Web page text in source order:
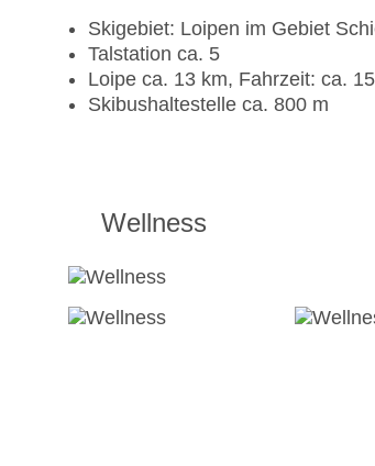
Skigebiet: Loipen im Gebiet
Talstation ca. 5
Loipe ca. 13 km, Fahrzeit: ca.
Skibushaltestelle ca. 800 m
Wellness